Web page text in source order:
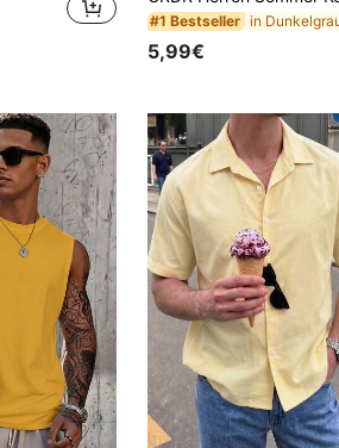
#1 Bestseller
5,99€